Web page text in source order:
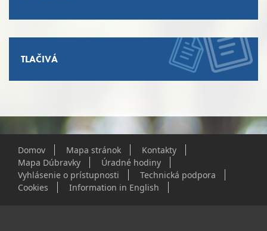
TLAČIVÁ
Domov Mapa stránok
Kontakty
Mapa Dúbravky
Úradné hodiny
Vyhlásenie o prístupnosti
Technická podpora
Cookies
Information in English